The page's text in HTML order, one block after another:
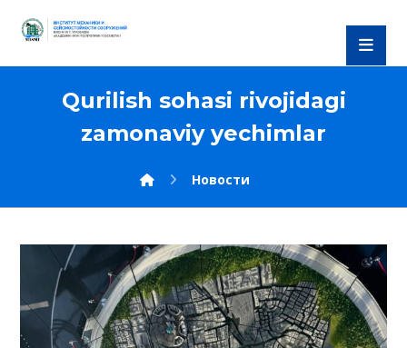
Qurilish sohasi rivojidagi
zamonaviy yechimlar
Новости